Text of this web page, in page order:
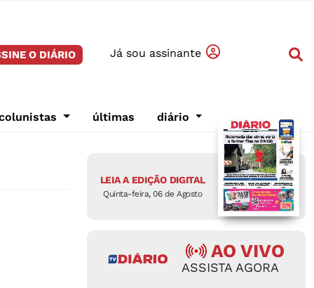
O DIÁRIO Já sou assinante
últimas diário
LEIA A EDIÇÃO DIGITAL
Quinta-feira, 06 de Agosto
AO VIVO
ASSISTA AGORA